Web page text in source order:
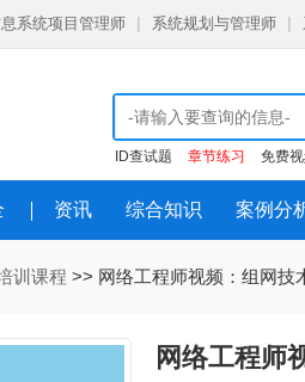
系统项目管理师 系统规划与管理师
ID查试题 章节练习 免费
资讯 综合知识 案例分
训课程 >> 网络工程师视频：组网技
网络工程师